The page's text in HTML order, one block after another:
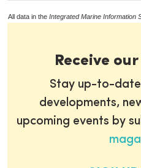
All data in the Integrated Marine Information
Receive
Stay up-to-
developments,
upcoming events by